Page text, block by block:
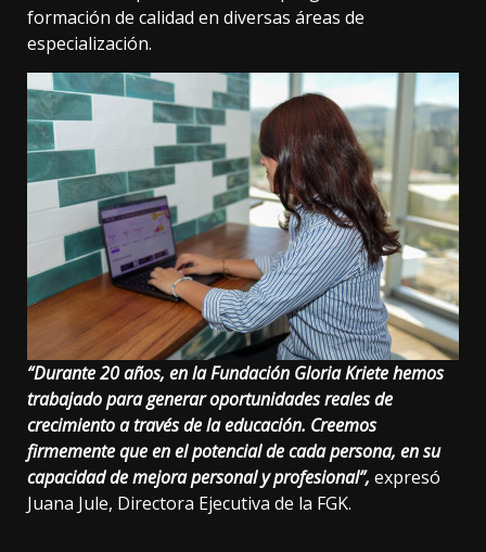
formación de calidad en diversas áreas de
especialización.
“Durante 20 años, en la Fundación Gloria Kriete hemos
trabajado para generar oportunidades reales de
crecimiento a través de la educación. Creemos
firmemente que en el potencial de cada persona, en su
capacidad de mejora personal y profesional”, expresó
Juana Jule, Directora Ejecutiva de la FGK.